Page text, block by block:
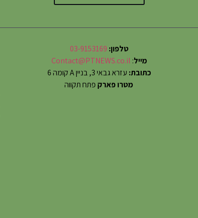
טלפון: 03-9153169
מייל:
Contact@PTNEWS.co.il
כתובת: עזרא גבאי 3, בניין A קומה 6
מטרו פארק פתח תקווה